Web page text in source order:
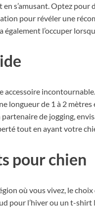
s’amusant. Optez
pour révéler une
l’occuper
accessoire
longueur de 1 à 2
de jogging,
tout en ayant votre
pour chien
où vous vivez, le
pour l’hiver ou un t-